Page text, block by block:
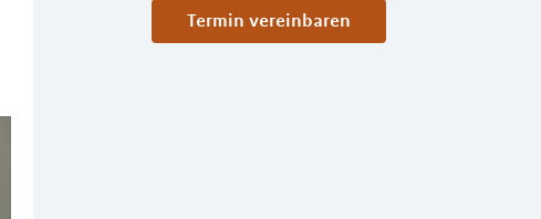
Termin vereinbaren